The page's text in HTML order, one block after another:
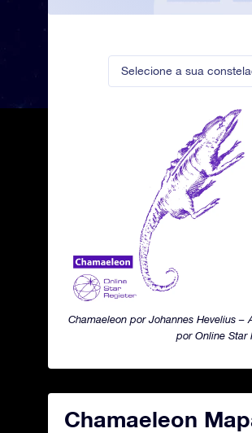
Selecione a sua
Chamaeleon por Johannes Hevelius –
por Online Star
Chamaeleon